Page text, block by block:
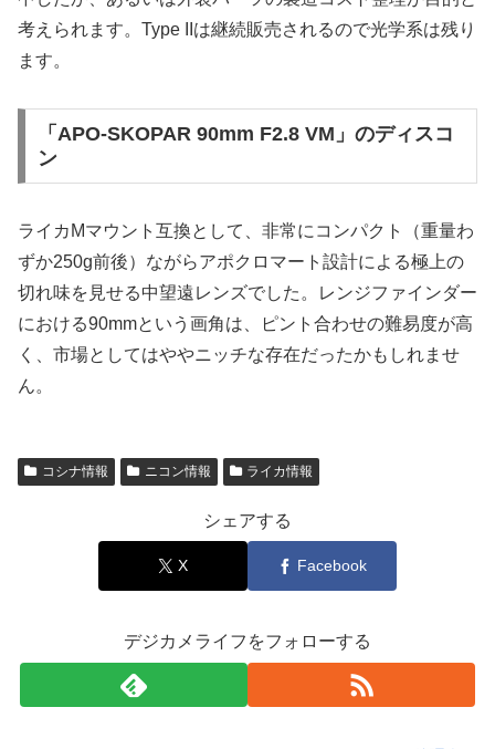
考えられます。Type IIは継続販売されるので光学系は残り
ます。
「APO-SKOPAR 90mm F2.8 VM」のディスコ
ン
ライカMマウント互換として、非常にコンパクト（重量わ
ずか250g前後）ながらアポクロマート設計による極上の
切れ味を見せる中望遠レンズでした。レンジファインダー
における90mmという画角は、ピント合わせの難易度が高
く、市場としてはややニッチな存在だったかもしれませ
ん。
コシナ情報 ニコン情報 ライカ情報
シェアする
X Facebook
デジカメライフをフォローする